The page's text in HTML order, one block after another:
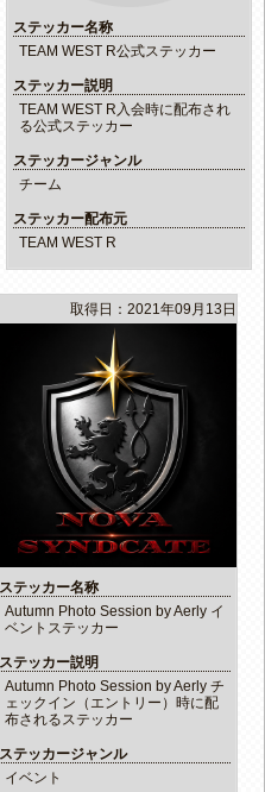
ステッカー名称
TEAM WEST R公式ステッカー
ステッカー説明
TEAM WEST R入会時に配布され
る公式ステッカー
ステッカージャンル
チーム
ステッカー配布元
TEAM WEST R
取得日：2021年09月13日
ステッカー名称
Autumn Photo Session by Aerly イ
ベントステッカー
ステッカー説明
Autumn Photo Session by Aerly チ
ェックイン（エントリー）時に配
布されるステッカー
ステッカージャンル
イベント